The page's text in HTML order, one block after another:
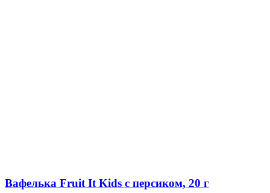
Вафелька Fruit It Kids с персиком, 20 г